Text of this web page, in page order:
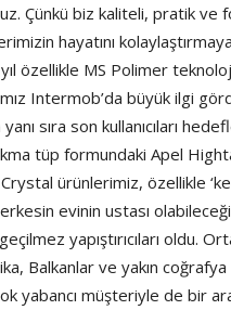
Çünkü biz kaliteli, pratik ve
hayatını kolaylaştırmaya
özellikle MS Polimer
Intermob’da büyük ilgi
sıra son kullanıcıları
tüp formundaki Apel
ürünlerimiz, özellikle
evinin ustası olabileceği
yapıştırıcıları oldu.
Balkanlar ve yakın coğrafya
yabancı müşteriyle de bir